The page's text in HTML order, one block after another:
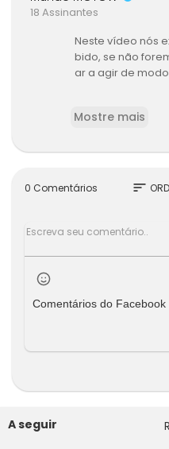
18 Assinantes
Neste vídeo nós
bido, se não
ar a agir de
ra reconhecer,
feliz, centrada e
Mostre mais
0 Comentários sort
Comentários do Facebook
A seguir